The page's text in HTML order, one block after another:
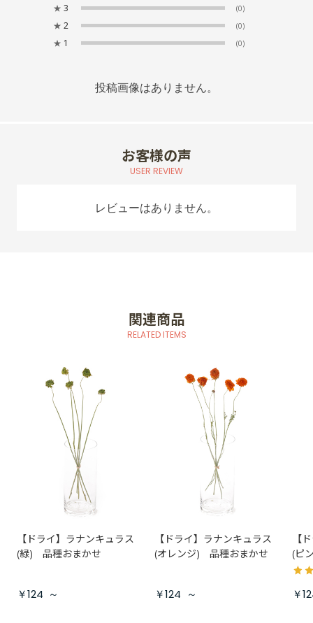
★ 3 (0)
★ 2 (0)
★ 1 (0)
投稿画像はありません。
お客様の声
USER REVIEW
レビューはありません。
関連商品
RELATED ITEMS
【ドライ】ラナンキュラス
(緑) 品種おまかせ
￥124 ～
【ドライ】ラナンキュラス
(オレンジ) 品種おまかせ
￥124 ～
【
(ピ
￥